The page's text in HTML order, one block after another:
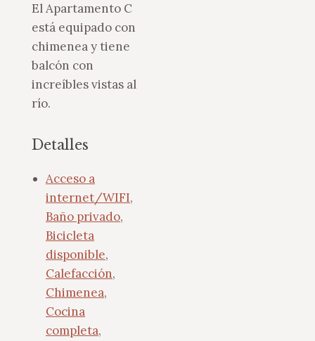
El Apartamento C
está equipado con
chimenea y tiene
balcón con
increíbles vistas al
río.
Detalles
Acceso a
internet/WIFI,
Baño privado,
Bicicleta
disponible,
Calefacción,
Chimenea,
Cocina
completa,